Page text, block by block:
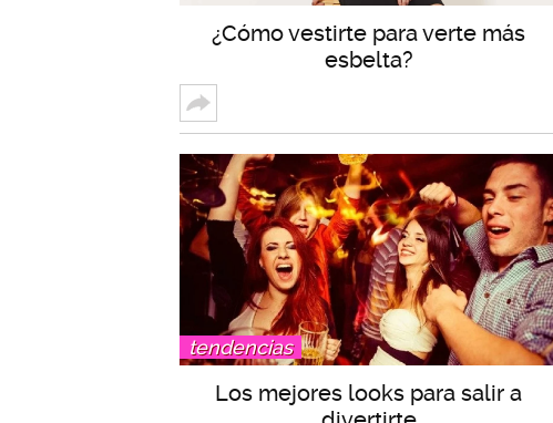
¿Cómo vestirte para verte más
esbelta?
tendencias
Los mejores looks para salir a